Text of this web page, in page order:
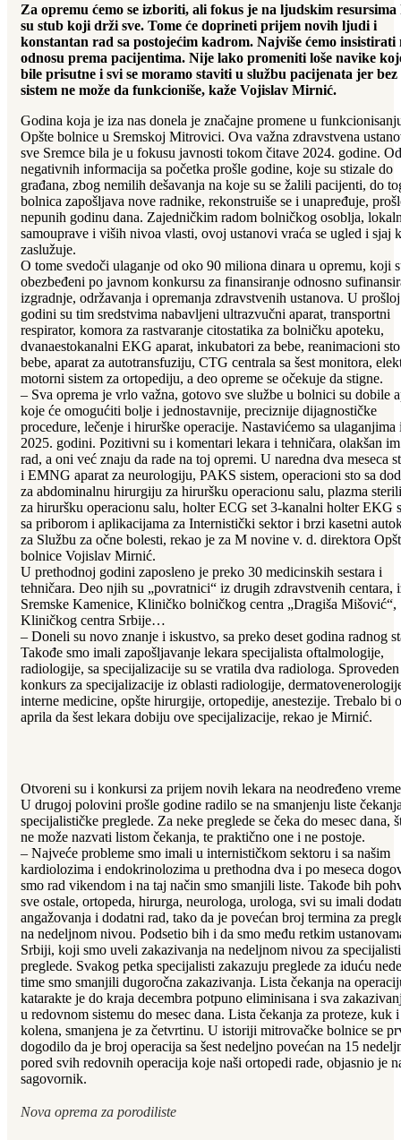
Za opremu ćemo se izboriti, ali fokus je na ljudskim
su stub koji drži sve. Tome će doprineti prijem novih ljudi i
konstantan rad sa postojećim kadrom. Najviše ćemo insistirati
odnosu prema pacijentima. Nije lako promeniti loše navike
bile prisutne i svi se moramo staviti u službu pacijenata jer bez
sistem ne može da funkcioniše, kaže Vojislav Mirnić.
Godina koja je iza nas donela je značajne promene u
Opšte bolnice u Sremskoj Mitrovici. Ova važna zdravstvena
sve Sremce bila je u fokusu javnosti tokom čitave 2024. godine. Od
negativnih informacija sa početka prošle godine, koje su stizale do
građana, zbog nemilih dešavanja na koje su se žalili pacijenti, do
bolnica zapošljava nove radnike, rekonstruiše se i unapređuje,
nepunih godinu dana. Zajedničkim radom bolničkog osoblja,
samouprave i viših nivoa vlasti, ovoj ustanovi vraća se ugled i sjaj
zaslužuje.
O tome svedoči ulaganje od oko 90 miliona dinara u opremu, koji
obezbeđeni po javnom konkursu za finansiranje odnosno
izgradnje, održavanja i opremanja zdravstvenih ustanova. U prošloj
godini su tim sredstvima nabavljeni ultrazvučni aparat, transportni
respirator, komora za rastvaranje citostatika za bolničku apoteku,
dvanaestokanalni EKG aparat, inkubatori za bebe, reanimacioni
bebe, aparat za autotransfuziju, CTG centrala sa šest monitora,
motorni sistem za ortopediju, a deo opreme se očekuje da stigne.
– Sva oprema je vrlo važna, gotovo sve službe u bolnici su dobile
koje će omogućiti bolje i jednostavnije, preciznije dijagnostičke
procedure, lečenje i hirurške operacije. Nastavićemo sa ulaganjima
2025. godini. Pozitivni su i komentari lekara i tehničara, olakšan
rad, a oni već znaju da rade na toj opremi. U naredna dva meseca
i EMNG aparat za neurologiju, PAKS sistem, operacioni sto sa
za abdominalnu hirurgiju za hiruršku operacionu salu, plazma
za hiruršku operacionu salu, holter ECG set 3-kanalni holter EKG
sa priborom i aplikacijama za Internistički sektor i brzi kasetni
za Službu za očne bolesti, rekao je za M novine v. d. direktora
bolnice Vojislav Mirnić.
U prethodnoj godini zaposleno je preko 30 medicinskih sestara i
tehničara. Deo njih su „povratnici“ iz drugih zdravstvenih centara,
Sremske Kamenice, Kliničko bolničkog centra „Dragiša Mišović“,
Kliničkog centra Srbije…
– Doneli su novo znanje i iskustvo, sa preko deset godina radnog
Takođe smo imali zapošljavanje lekara specijalista oftalmologije,
radiologije, sa specijalizacije su se vratila dva radiologa.
konkurs za specijalizacije iz oblasti radiologije,
interne medicine, opšte hirurgije, ortopedije, anestezije. Trebalo bi
aprila da šest lekara dobiju ove specijalizacije, rekao je Mirnić.
Otvoreni su i konkursi za prijem novih lekara na neodređeno
U drugoj polovini prošle godine radilo se na smanjenju liste
specijalističke preglede. Za neke preglede se čeka do mesec dana,
ne može nazvati listom čekanja, te praktično one i ne postoje.
– Najveće probleme smo imali u internističkom sektoru i sa našim
kardiolozima i endokrinolozima u prethodna dva i po meseca
smo rad vikendom i na taj način smo smanjili liste. Takođe bih
sve ostale, ortopeda, hirurga, neurologa, urologa, svi su imali
angažovanja i dodatni rad, tako da je povećan broj termina za
na nedeljnom nivou. Podsetio bih i da smo među retkim
Srbiji, koji smo uveli zakazivanja na nedeljnom nivou za
preglede. Svakog petka specijalisti zakazuju preglede za iduću
time smo smanjili dugoročna zakazivanja. Lista čekanja na
katarakte je do kraja decembra potpuno eliminisana i sva
u redovnom sistemu do mesec dana. Lista čekanja za proteze, kuk i
kolena, smanjena je za četvrtinu. U istoriji mitrovačke bolnice se
dogodilo da je broj operacija sa šest nedeljno povećan na 15
pored svih redovnih operacija koje naši ortopedi rade, objasnio je
sagovornik.
Nova oprema za porodiliste